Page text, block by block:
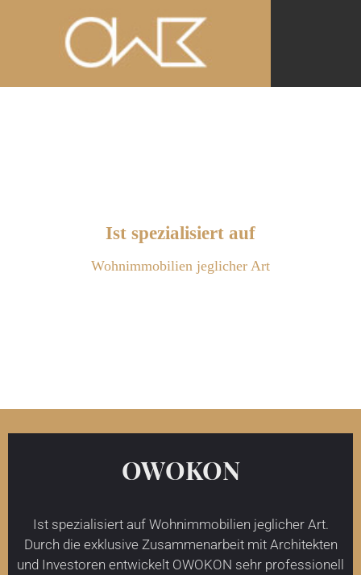
Ist spezialisiert auf
Wohnimmobilien jeglicher Art
OWOKON
Ist spezialisiert auf Wohnimmobilien jeglicher Art.
Durch die exklusive Zusammenarbeit mit Architekten
und Investoren entwickelt OWOKON sehr professionell